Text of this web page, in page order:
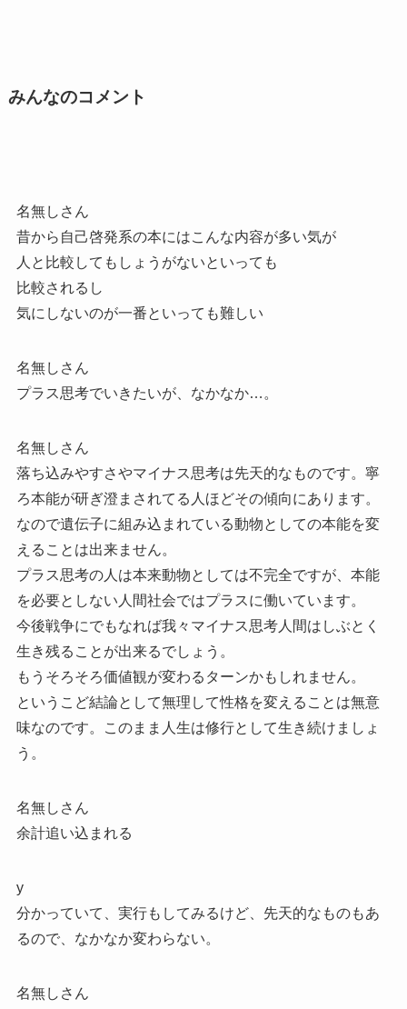
みんなのコメント
名無しさん
昔から自己啓発系の本にはこんな内容が多い気が
人と比較してもしょうがないといっても
比較されるし
気にしないのが一番といっても難しい
名無しさん
プラス思考でいきたいが、なかなか…。
名無しさん
落ち込みやすさやマイナス思考は先天的なものです。寧
ろ本能が研ぎ澄まされてる人ほどその傾向にあります。
なので遺伝子に組み込まれている動物としての本能を変
えることは出来ません。
プラス思考の人は本来動物としては不完全ですが、本能
を必要としない人間社会ではプラスに働いています。
今後戦争にでもなれば我々マイナス思考人間はしぶとく
生き残ることが出来るでしょう。
もうそろそろ価値観が変わるターンかもしれません。
というこど結論として無理して性格を変えることは無意
味なのです。このまま人生は修行として生き続けましょ
う。
名無しさん
余計追い込まれる
y
分かっていて、実行もしてみるけど、先天的なものもあ
るので、なかなか変わらない。
名無しさん